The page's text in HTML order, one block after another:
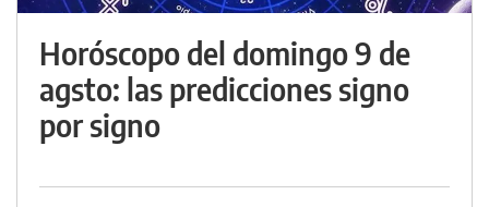
Horóscopo del domingo 9 de
agsto: las predicciones signo
por signo